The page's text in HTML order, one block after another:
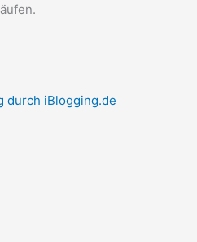
durch iBlogging.de